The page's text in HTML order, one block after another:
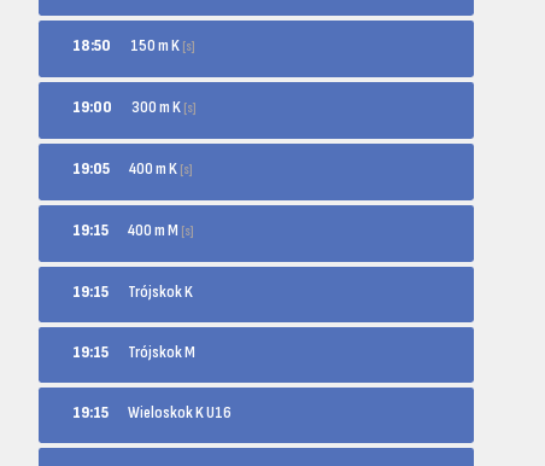
18:50 150 m K [s]
19:00 300 m K [s]
19:05 400 m K [s]
19:15 400 m M [s]
19:15 Trójskok K
19:15 Trójskok M
19:15 Wieloskok K U16